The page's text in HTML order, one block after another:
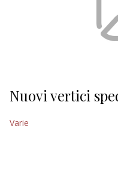
Nuovi vertici
Varie